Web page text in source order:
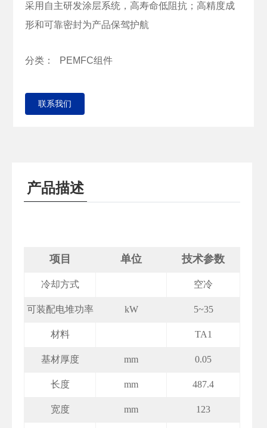
采用自主研发涂层系统，高寿命低阻抗；高精度成
形和可靠密封为产品保驾护航
分类： PEMFC组件
联系我们
产品描述
项目 单位 技术参数
冷却方式 空冷
可装配电堆功率 kW 5~35
材料 TA1
基材厚度 mm 0.05
长度 mm 487.4
宽度 mm 123